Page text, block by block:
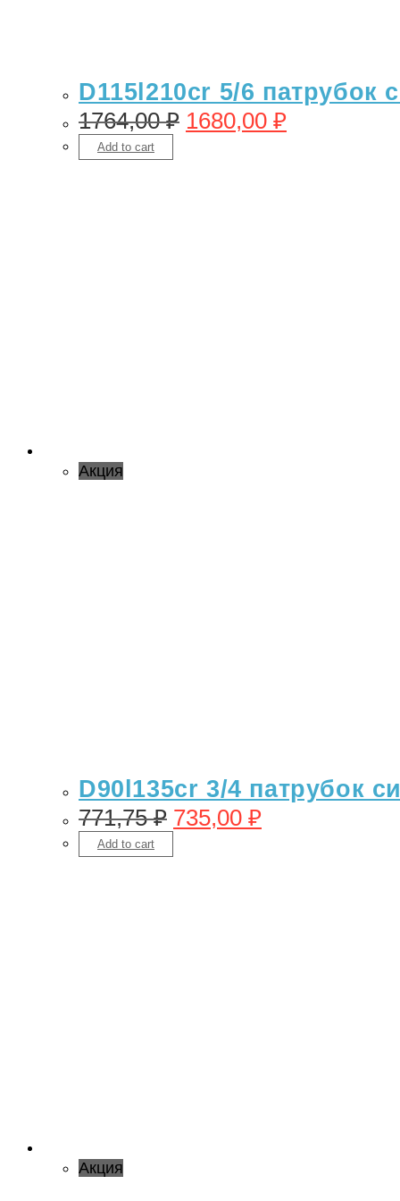
D115l210cr 5/6 патрубок
1764,00₽ 1680,00 ₽
Add to cart
Акция
D90l135cr 3/4 патрубок
771,75₽ 735,00 ₽
Add to cart
Акция